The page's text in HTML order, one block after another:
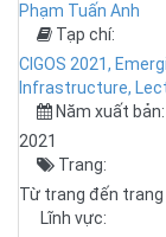
Phạm Tuấn Anh
Tạp chí:
CIGOS 2021,
Infrastructure,
Năm xuất bản:
2021
Trang:
Từ trang đến trang
Lĩnh vực: